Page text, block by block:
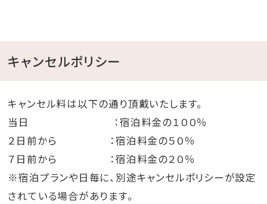
キャンセルポリシー
キャンセル料は以下の通り頂戴いたします。
当日 ：宿泊料金の１００％
２日前から ：宿泊料金の５０％
７日前から ：宿泊料金の２０％
※宿泊プランや日毎に、別途キャンセルポリシーが設定
されている場合があります。